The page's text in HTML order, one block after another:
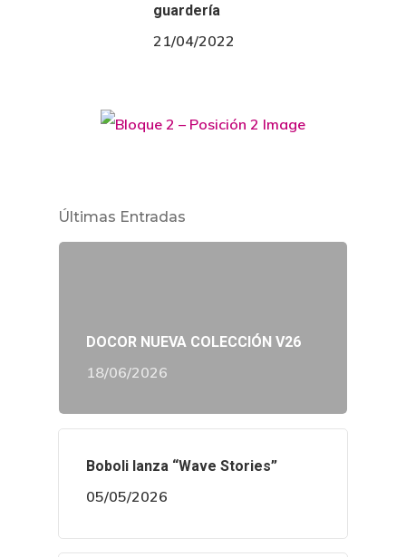
guardería
21/04/2022
Últimas Entradas
DOCOR NUEVA COLECCIÓN V26
18/06/2026
Boboli lanza “Wave Stories”
05/05/2026